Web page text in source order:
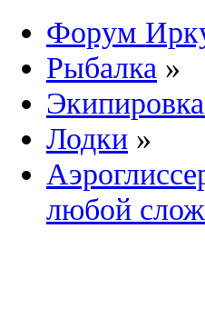
Форум
Рыбалка »
Лодки »
любой